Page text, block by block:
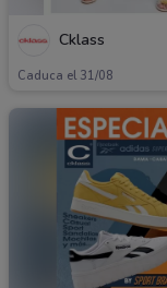
Cklass
Caduca el 31/08